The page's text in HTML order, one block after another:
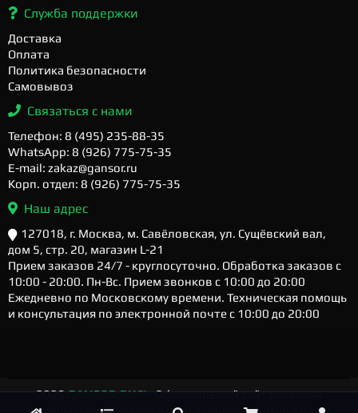
Служба поддержки
Доставка
Оплата
Политика безопасности
Самовывоз
Связаться с нами
Телефон: 8 (495) 235-88-35
WhatsApp: 8 (926) 775-75-35
E-mail: zakaz@gansor.ru
Корп. отдел: 8 (926) 775-75-35
Наш адрес
127018, г. Москва, м. Савёловская, ул. Сущёвский вал,
дом 5, стр. 20, магазин L-21
Прием заказов 24/7 - круглосуточно. Обработка заказов с
10:00 - 20:00. Пн-Вс. Прием звонков с 10:00 до 20:00
Ежедневно по Московскому времени. Техническая помощь
и консультация по электронной почте с 10:00 до 20:00
2026GANSOR.RU ™- Официальный сайт магазина
компьютерной техники и электроники. Компьютеры